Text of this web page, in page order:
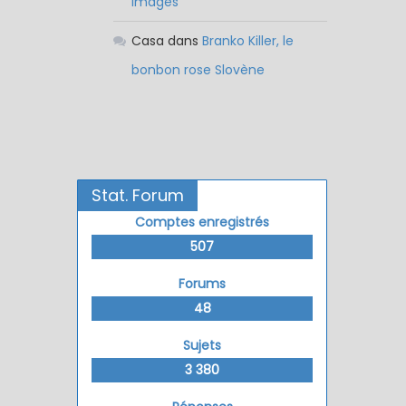
Casa dansBranko Killer, le
bonbon rose Slovène
Stat. Forum
Comptes enregistrés
507
Forums
48
Sujets
3 380